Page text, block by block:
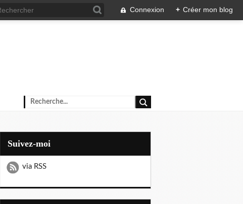
Connexion + Créer mon blog
Suivez-moi
via RSS